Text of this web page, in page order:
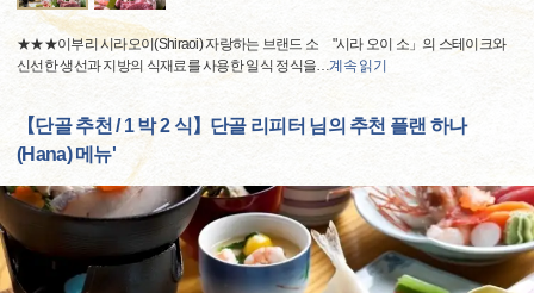
★★★이부리 시라오이(Shiraoi) 자랑하는 브랜드 소 "시라 오이 소」의 스테이크와
신선한 생선과 지방의 식재료를 사용한 일식 정식을…계속 읽기
【단골 추천 / 1 박 2 식】단골 리피터 님의 추천 플랜 하나
(Hana) 메뉴'